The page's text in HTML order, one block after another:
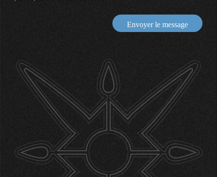
Envoyer le message